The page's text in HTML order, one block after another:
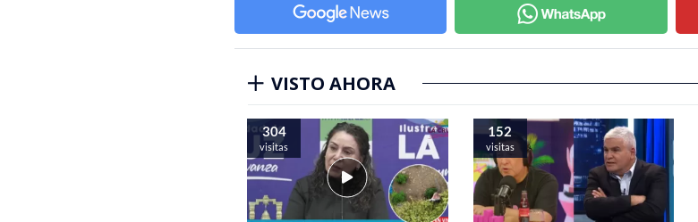
VISTO AHORA
304
visitas
152
visitas